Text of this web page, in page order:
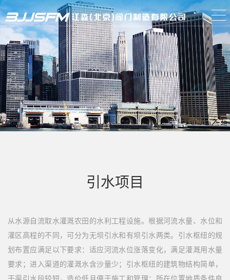
引水项目
从水源自流取水灌溉农田的水利工程设施。根据河流水量、水位和
灌区高程的不同，可分为无坝引水和有坝引水两类。引水枢纽的规
划布置应满足以下要求：适应河流水位涨落变化，满足灌溉用水量
要求；进入渠道的灌溉水含沙量少；引水枢纽的建筑物结构简单，